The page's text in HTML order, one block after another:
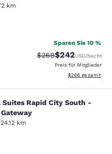
km
Hervorragend. 1320
Sparen Sie 10 %
Durchgestrichener
$269Vergünstigter
$242USD/Nacht
Preis für Mitglieder
Geschätzte
$266 gesamt
Rapid City
Suites Rapid City South -
24.12 km
Hervorragend. 2115